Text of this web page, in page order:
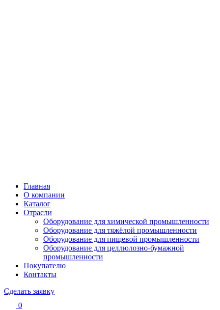
Главная
О компании
Каталог
Отрасли
Оборудование для химической промышленности
Оборудование для тяжёлой промышленности
Оборудование для пищевой промышленности
Оборудование для целлюлозно-бумажной
промышленности
Покупателю
Контакты
Сделать заявку
0